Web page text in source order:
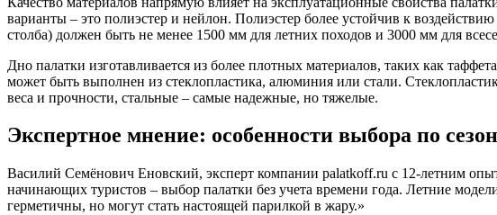
варианты – это полиэстер и нейлон. Полиэстер более устойчив к
столба) должен быть не менее 1500 мм для летних походов и 3000 мм для
Дно палатки изготавливается из более плотных материалов, таких как
может быть выполнен из стеклопластика, алюминия или стали.
веса и прочности, стальные – самые надежные, но тяжелые.
Экспертное мнение: особенности выбора по
Василий Семёнович Еновский, эксперт компании palatkoff.ru с 12-летним
начинающих туристов – выбор палатки без учета времени года. Летние
герметичны, но могут стать настоящей парилкой в жару.»